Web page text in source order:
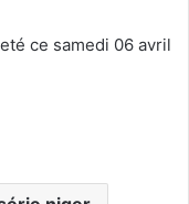
ce samedi 06 avril